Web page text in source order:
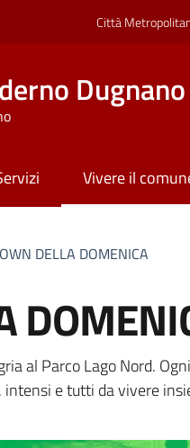
Città
Dugnano
Vivere il
DELLA DOMENICA
al Parco Lago Nord.
e tutti da vivere